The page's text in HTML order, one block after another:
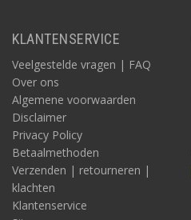
KLANTENSERVICE
Veelgestelde vragen | FAQ
Over ons
Algemene voorwaarden
Disclaimer
Privacy Policy
Betaalmethoden
Verzenden | retourneren |
klachten
Klantenservice